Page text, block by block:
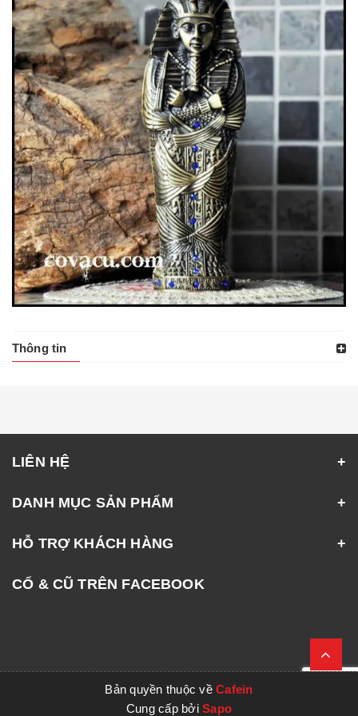
Thông tin
LIÊN HỆ
DANH MỤC SẢN PHẨM
HỖ TRỢ KHÁCH HÀNG
CỔ & CŨ TRÊN FACEBOOK
Bản quyền thuộc vềCafein
Cung cấp bởiSapo